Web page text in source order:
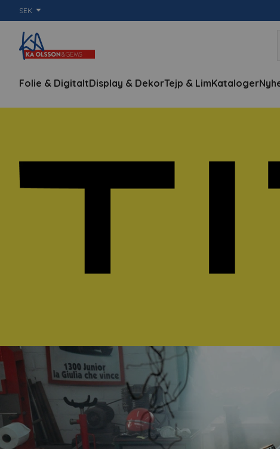
SEK
Folie & DigitaltDisplay & DekorTejp & LimKataloger